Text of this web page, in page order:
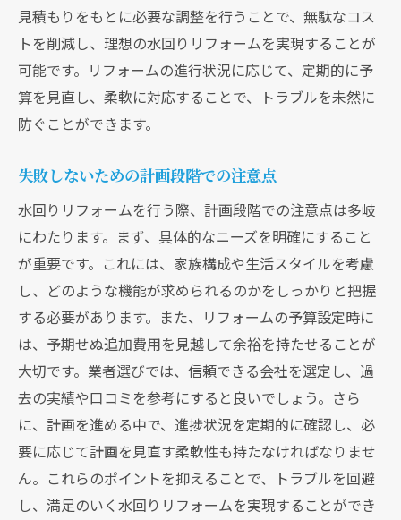
見積もりをもとに必要な調整を行うことで、無駄なコス
トを削減し、理想の水回りリフォームを実現することが
可能です。リフォームの進行状況に応じて、定期的に予
算を見直し、柔軟に対応することで、トラブルを未然に
防ぐことができます。
失敗しないための計画段階での注意点
水回りリフォームを行う際、計画段階での注意点は多岐
にわたります。まず、具体的なニーズを明確にすること
が重要です。これには、家族構成や生活スタイルを考慮
し、どのような機能が求められるのかをしっかりと把握
する必要があります。また、リフォームの予算設定時に
は、予期せぬ追加費用を見越して余裕を持たせることが
大切です。業者選びでは、信頼できる会社を選定し、過
去の実績や口コミを参考にすると良いでしょう。さら
に、計画を進める中で、進捗状況を定期的に確認し、必
要に応じて計画を見直す柔軟性も持たなければなりませ
ん。これらのポイントを抑えることで、トラブルを回避
し、満足のいく水回りリフォームを実現することができ